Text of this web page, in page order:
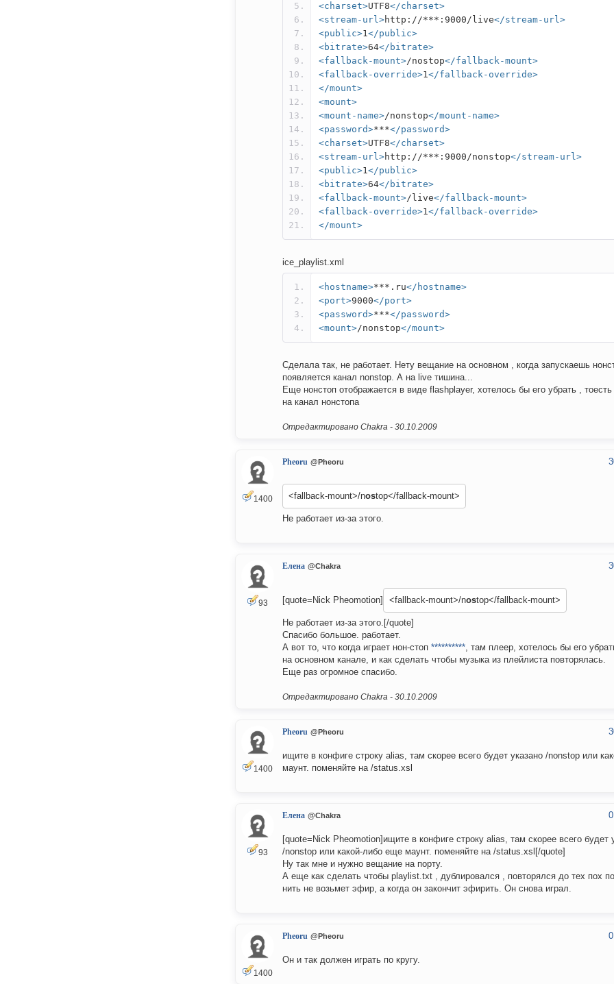
<charset>UTF8</charset>
<stream-url>http://***:9000/live</stream-url>
<public>1</public>
<bitrate>64</bitrate>
<fallback-mount>/nostop</fallback-mount>
<fallback-override>1</fallback-override>
</mount>
<mount>
<mount-name>/nonstop</mount-name>
<password>***</password>
<charset>UTF8</charset>
<stream-url>http://***:9000/nonstop</stream-url>
<public>1</public>
<bitrate>64</bitrate>
<fallback-mount>/live</fallback-mount>
<fallback-override>1</fallback-override>
</mount>
ice_playlist.xml
<hostname>***.ru</hostname>
<port>9000</port>
<password>***</password>
<mount>/nonstop</mount>
Сделала так, не работает. Нету вещание на основном , когда запускаешь
появляется канал nonstop. А на live тишина...
Еще нонстоп отображается в виде flashplayer, хотелось бы его убрать ,
на канал нонстопа
Отредактировано Chakra - 30.10.2009
1400
Pheoru @Pheoru
<fallback-mount>/nostop</fallback-mount>
Не работает из-за этого.
93
Елена @Chakra
[quote=Nick Pheomotion] <fallback-mount>/nostop</fallback-mount>
Не работает из-за этого.[/quote]
Спасибо большое. работает.
А вот то, что когда играет нон-стоп **********, там плеер, хотелось бы его
на основном канале, и как сделать чтобы музыка из плейлиста повторялась.
Еще раз огромное спасибо.
Отредактировано Chakra - 30.10.2009
1400
Pheoru @Pheoru
ищите в конфиге строку alias, там скорее всего будет указано /nonstop или
маунт. поменяйте на /status.xsl
93
Елена @Chakra
[quote=Nick Pheomotion]ищите в конфиге строку alias, там скорее всего будет
/nonstop или какой-либо еще маунт. поменяйте на /status.xsl[/quote]
Ну так мне и нужно вещание на порту.
А еще как сделать чтобы playlist.txt , дублировался , повторялся до тех пох
нить не возьмет эфир, а когда он закончит эфирить. Он снова играл.
1400
Pheoru @Pheoru
Он и так должен играть по кругу.